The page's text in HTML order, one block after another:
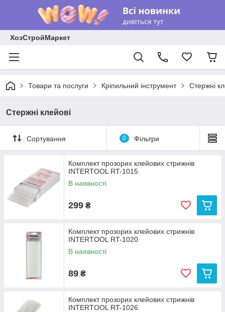
ХозСтройМаркет
Товари та послуги Кріпильний інструмент Стержні
Стержні клейові
Сортування 0 Фільтри
Комплект прозорих клейових стрижнів
INTERTOOL RT-1015
В наявності
299 ₴
Комплект прозорих клейових стрижнів
INTERTOOL RT-1020
В наявності
89 ₴
Комплект прозорих клейових стрижнів
INTERTOOL RT-1026